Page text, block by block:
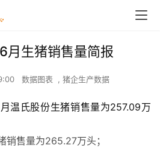
生猪销售量简报
数据图表 , 猪企生产数据
温氏股份生猪销售量为257.09万
售量为265.27万头；